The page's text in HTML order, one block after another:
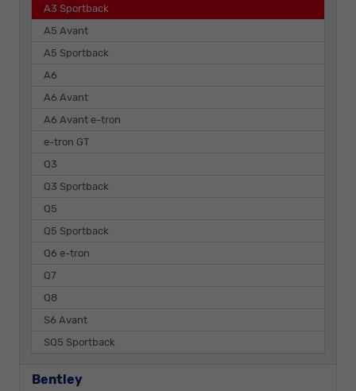
A3 Sportback
A5 Avant
A5 Sportback
A6
A6 Avant
A6 Avant e-tron
e-tron GT
Q3
Q3 Sportback
Q5
Q5 Sportback
Q6 e-tron
Q7
Q8
S6 Avant
SQ5 Sportback
Bentley